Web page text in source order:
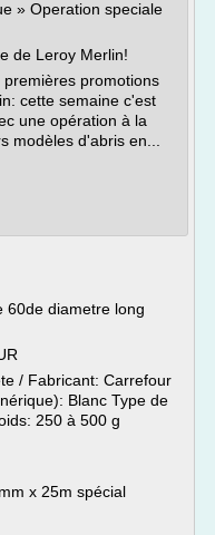
» Operation speciale
de Leroy Merlin!
promotions
cette semaine c'est
une opération à la
modèles d'abris en...
60de diametre long
/ Fabricant: Carrefour
Blanc Type de
250 à 500 g
x 25m spécial